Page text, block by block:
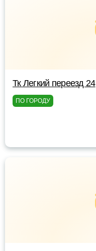
Тк Легкий переезд 24
ПО ГОРОДУ